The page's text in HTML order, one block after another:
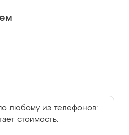
любому из телефонов:
стоимость.